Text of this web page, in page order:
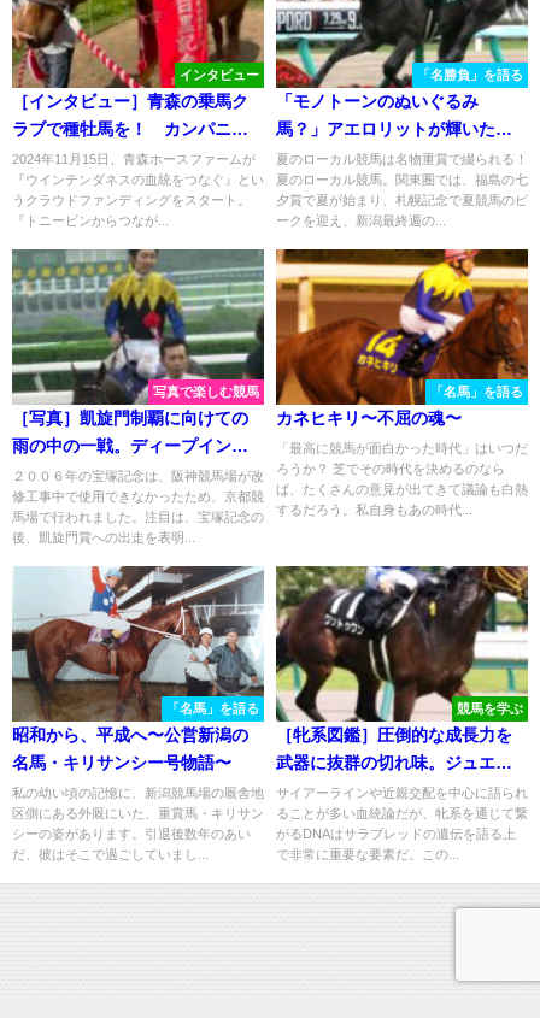
インタビュー
［インタビュー］青森の乗馬ク
ラブで種牡馬を！ カンパニー
産駒ウインテンダネスが、クラ
ウドファンディングに挑戦中
2024年11月15日、青森ホースファームが
『ウインテンダネスの血統をつなぐ』とい
うクラウドファンディングをスタート。
『トニービンからつなが...
「名勝負」を語る
「モノトーンのぬいぐるみ
馬？」アエロリットが輝いた、
２０１７年クイーンステークス
夏のローカル競馬は名物重賞で綴られる！
夏のローカル競馬。関東圏では、福島の七
夕賞で夏が始まり、札幌記念で夏競馬のピ
ークを迎え、新潟最終週の...
写真で楽しむ競馬
［写真］凱旋門制覇に向けての
雨の中の一戦。ディープインパ
クトの２００６年宝塚記念。
２００６年の宝塚記念は、阪神競馬場が改
修工事中で使用できなかったため、京都競
馬場で行われました。注目は、宝塚記念の
後、凱旋門賞への出走を表明...
「名馬」を語る
カネヒキリ〜不屈の魂〜
「最高に競馬が面白かった時代」はいつだ
ろうか？ 芝でその時代を決めるのなら
ば、たくさんの意見が出てきて議論も白熱
するだろう。私自身もあの時代...
「名馬」を語る
昭和から、平成へ〜公営新潟の
名馬・キリサンシー号物語〜
私の幼い頃の記憶に、新潟競馬場の厩舎地
区側にある外厩にいた、重賞馬・キリサン
シーの姿があります。引退後数年のあい
だ、彼はそこで過ごしていまし...
競馬を学ぶ
［牝系図鑑］圧倒的な成長力を
武器に抜群の切れ味。ジュエラ
ーを輩出したバルドウィナ牝
系。
サイアーラインや近親交配を中心に語られ
ることが多い血統論だが、牝系を通じて繋
がるDNAはサラブレッドの遺伝を語る上
で非常に重要な要素だ。この...